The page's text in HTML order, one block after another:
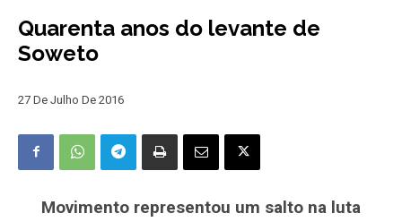
Quarenta anos do levante de
Soweto
27 De Julho De 2016
Movimento representou um salto na luta